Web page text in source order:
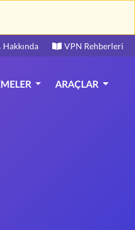
Hakkında VPN Rehberleri
ARAÇLAR